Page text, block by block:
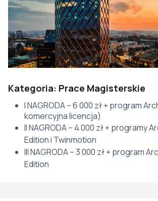
Kategoria: Prace Magisterskie
I NAGRODA – 6 000 zł + program
komercyjna licencja)
II NAGRODA – 4 000 zł + programy
Edition i Twinmotion
III NAGRODA – 3 000 zł + program
Edition